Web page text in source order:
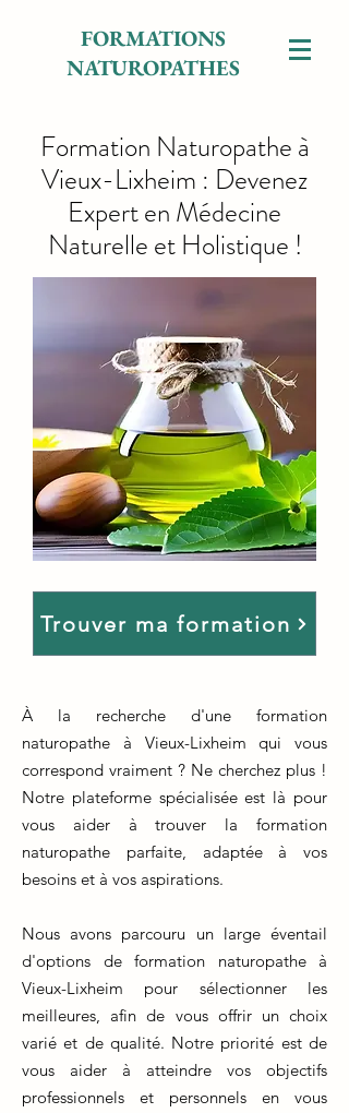
FORMATIONS
NATUROPATHES
Formation Naturopathe à
Vieux-Lixheim : Devenez
Expert en Médecine
Naturelle et Holistique !
Trouver ma formation
À la recherche d'une formation
naturopathe à Vieux-Lixheim qui vous
correspond vraiment ? Ne cherchez plus !
Notre plateforme spécialisée est là pour
vous aider à trouver la formation
naturopathe parfaite, adaptée à vos
besoins et à vos aspirations.
Nous avons parcouru un large éventail
d'options de formation naturopathe à
Vieux-Lixheim pour sélectionner les
meilleures, afin de vous offrir un choix
varié et de qualité. Notre priorité est de
vous aider à atteindre vos objectifs
professionnels et personnels en vous